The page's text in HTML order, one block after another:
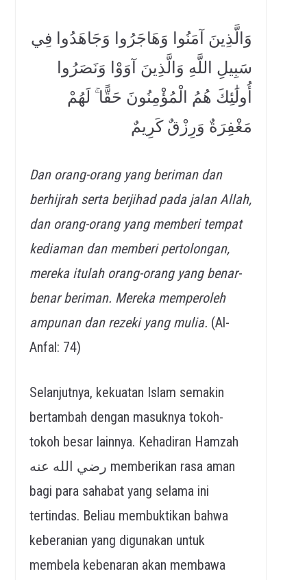
وَالَّذِينَ آمَنُوا وَهَاجَرُوا وَجَاهَدُوا فِي
سَبِيلِ اللَّهِ وَالَّذِينَ آوَوْا وَنَصَرُوا
أُولَٰئِكَ هُمُ الْمُؤْمِنُونَ حَقًّا ۚ لَهُمْ
مَغْفِرَةٌ وَرِزْقٌ كَرِيمٌ
Dan orang-orang yang beriman dan
berhijrah serta berjihad pada jalan Allah,
dan orang-orang yang memberi tempat
kediaman dan memberi pertolongan,
mereka itulah orang-orang yang benar-
benar beriman. Mereka memperoleh
ampunan dan rezeki yang mulia. (Al-
Anfal: 74)
Selanjutnya, kekuatan Islam semakin
bertambah dengan masuknya tokoh-
tokoh besar lainnya. Kehadiran Hamzah
رضي الله عنه memberikan rasa aman
bagi para sahabat yang selama ini
tertindas. Beliau membuktikan bahwa
keberanian yang digunakan untuk
membela kebenaran akan membawa